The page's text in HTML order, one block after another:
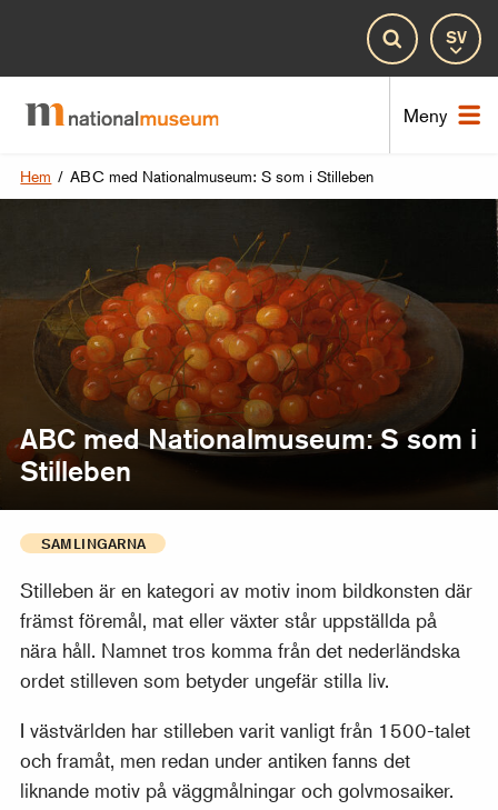
Meny
Sök
Hem / ABC med Nationalmuseum: S som i Stilleben
ABC med Nationalmuseum: S som i
Stilleben
SAMLINGARNA
Stilleben är en kategori av motiv inom bildkonsten där
främst föremål, mat eller växter står uppställda på
nära håll. Namnet tros komma från det nederländska
ordet stilleven som betyder ungefär stilla liv.
I västvärlden har stilleben varit vanligt från 1500-talet
och framåt, men redan under antiken fanns det
liknande motiv på väggmålningar och golvmosaiker.